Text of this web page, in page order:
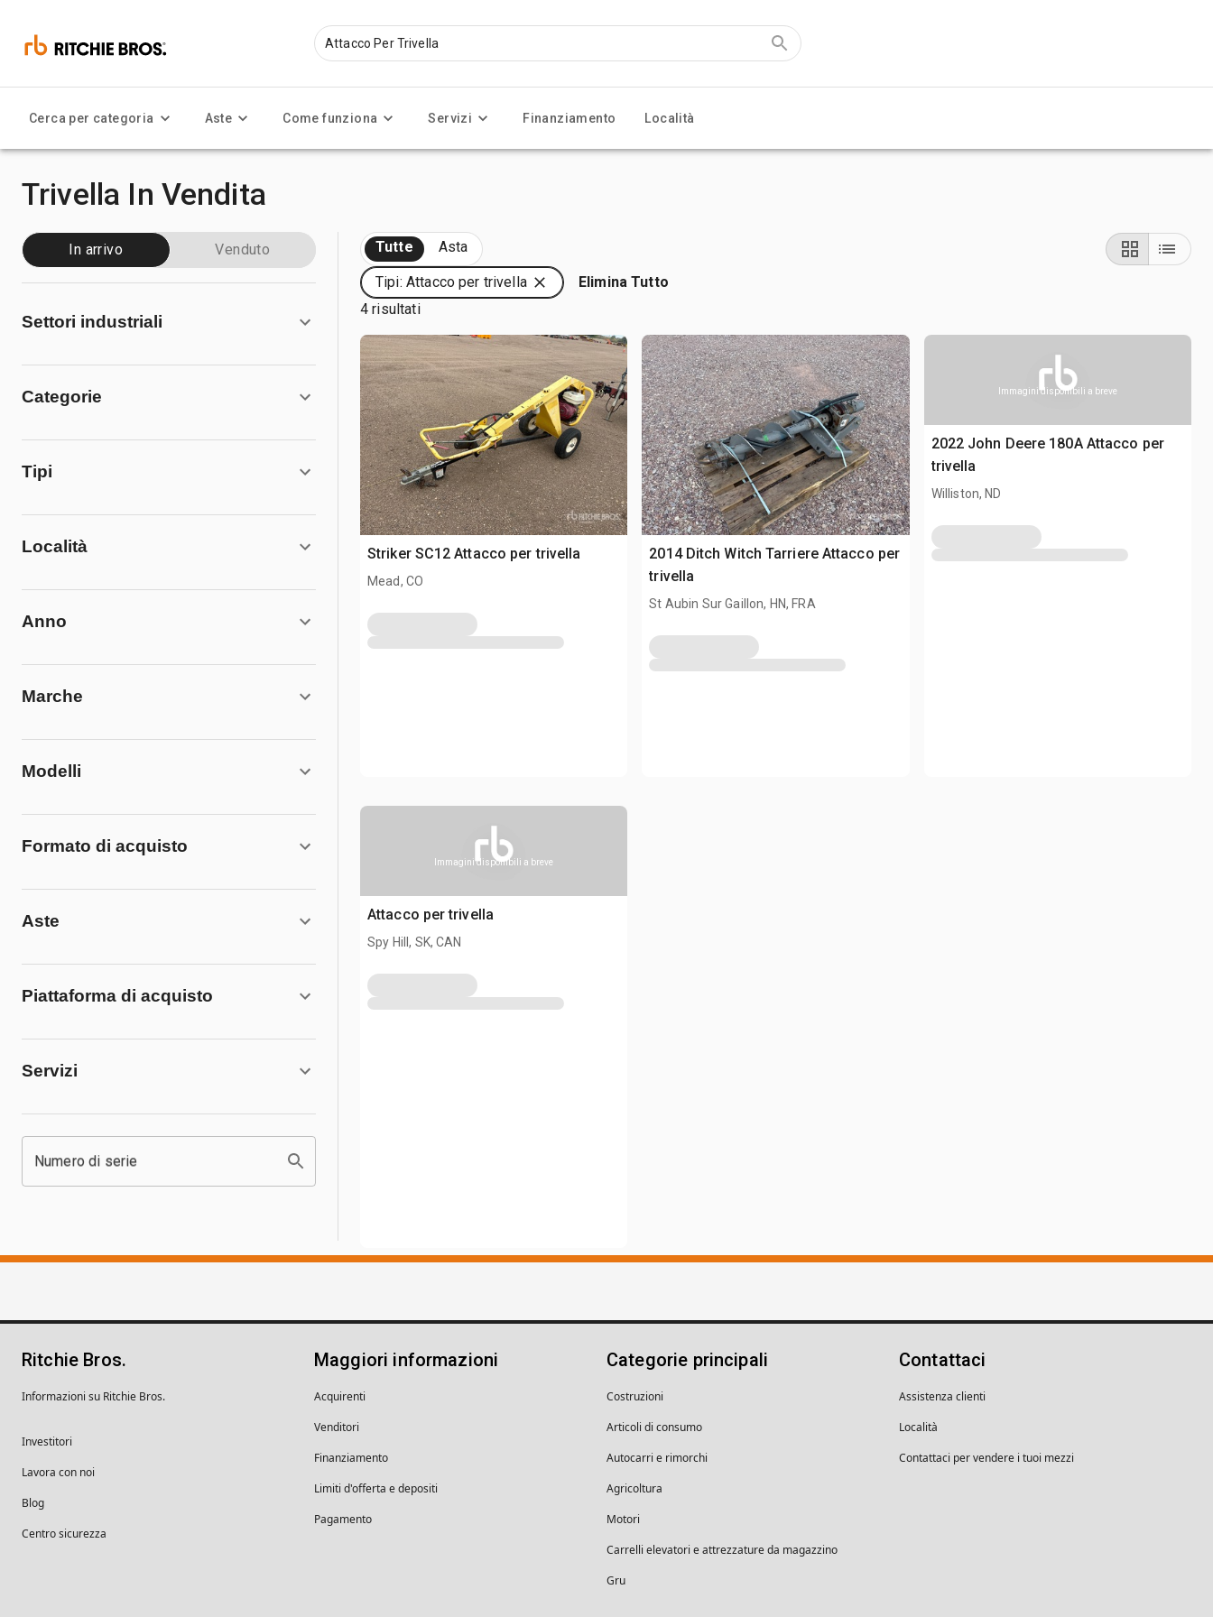
Cerca per categoria Aste Come funziona Servizi Finanziamento Località
Trivella In Vendita
In arrivo Venduto
Settori industriali
Categorie
Tipi
Località
Anno
Marche
Modelli
Formato di acquisto
Aste
Piattaforma di acquisto
Servizi
Numero di serie
Tutte Asta
Tipi: Attacco per trivella
Elimina Tutto
4 risultati
Striker SC12 Attacco per trivella
Mead, CO
2014 Ditch Witch Tarriere Attacco per
trivella
St Aubin Sur Gaillon, HN, FRA
Immagini disponibili a breve
2022 John Deere 180A Attacco per
trivella
Williston, ND
Immagini disponibili a breve
Attacco per trivella
Spy Hill, SK, CAN
Ritchie Bros.
Informazioni su Ritchie Bros.
Investitori
Lavora con noi
Blog
Centro sicurezza
Maggiori informazioni
Acquirenti
Venditori
Finanziamento
Limiti d'offerta e depositi
Pagamento
Categorie principali
Costruzioni
Articoli di consumo
Autocarri e rimorchi
Agricoltura
Motori
Carrelli elevatori e attrezzature da magazzino
Gru
Contattaci
Assistenza clienti
Località
Contattaci per vendere i tuoi mezzi